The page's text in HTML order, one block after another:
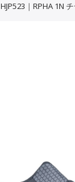
HJP523｜RPHA 1N